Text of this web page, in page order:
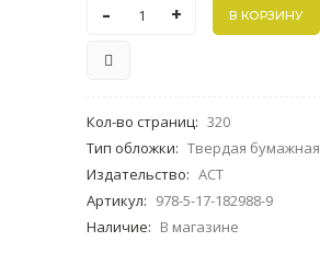
- +
Кол-во страниц: 320
Тип обложки: Твердая бумажная
Издательство: АСТ
Артикул: 978-5-17-182988-9
Наличие: В магазине